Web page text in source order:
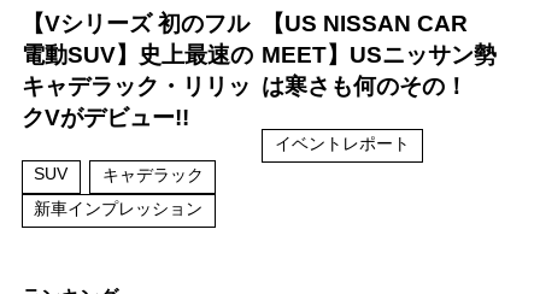
【Vシリーズ 初のフル
電動SUV】史上最速の
キャデラック・リリッ
クVがデビュー!!
SUV
キャデラック
新車インプレッション
【US NISSAN CAR
MEET】USニッサン勢
は寒さも何のその！
イベントレポート